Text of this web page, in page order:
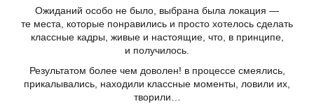
Ожиданий особо не было, выбрана была локация —
те места, которые понравились и просто хотелось сделать
классные кадры, живые и настоящие, что, в принципе,
и получилось.
Результатом более чем доволен! в процессе смеялись,
прикалывались, находили классные моменты, ловили их,
творили…